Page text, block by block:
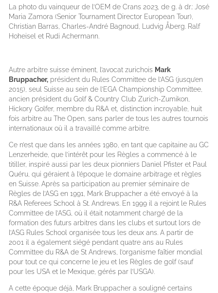
La photo du vainqueur de l’OEM de Crans 2023, de g. à dr.: José
Maria Zamora (Senior Tournament Director European Tour),
Christian Barras, Charles-André Bagnoud, Ludvig Åberg. Ralf
Hoheisel et Rudi Achermann.
Autre arbitre suisse éminent, l’avocat zurichois Mark
Bruppacher, président du Rules Committee de l’ASG (jusqu’en
2015), seul Suisse au sein de l’EGA Championship Committee,
ancien président du Golf & Country Club Zurich-Zumikon,
Hickory Golfer, membre du R&A et, distinction incroyable, huit
fois arbitre au The Open, sans parler de tous les autres tournois
internationaux où il a travaillé comme arbitre.
Ce n’est que dans les années 1980, en tant que capitaine au GC
Lenzerheide, que l’intérêt pour les Règles a commencé à le
titiller, inspiré aussi par les deux pionniers Daniel Pfister et Paul
Quéru, qui géraient à l’époque le domaine arbitrage et règles
en Suisse. Après sa participation au premier séminaire de
Règles de l’ASG en 1991, Mark Bruppacher a été envoyé à la
R&A Referees School à St. Andrews. En 1999 il a rejoint le Rules
Committee de l’ASG, où il était notamment chargé de la
formation des futurs arbitres dans les clubs et surtout lors de
l’ASG Rules School organisée tous les deux ans. A partir de
2001 il a également siégé pendant quatre ans au Rules
Committee du R&A de St Andrews, l’organisme faîtier mondial
pour tout ce qui concerne le jeu et les Règles de golf (sauf
pour les USA et le Mexique, gérés par l’USGA).
A cette époque déjà, Mark Bruppacher a souligné certains